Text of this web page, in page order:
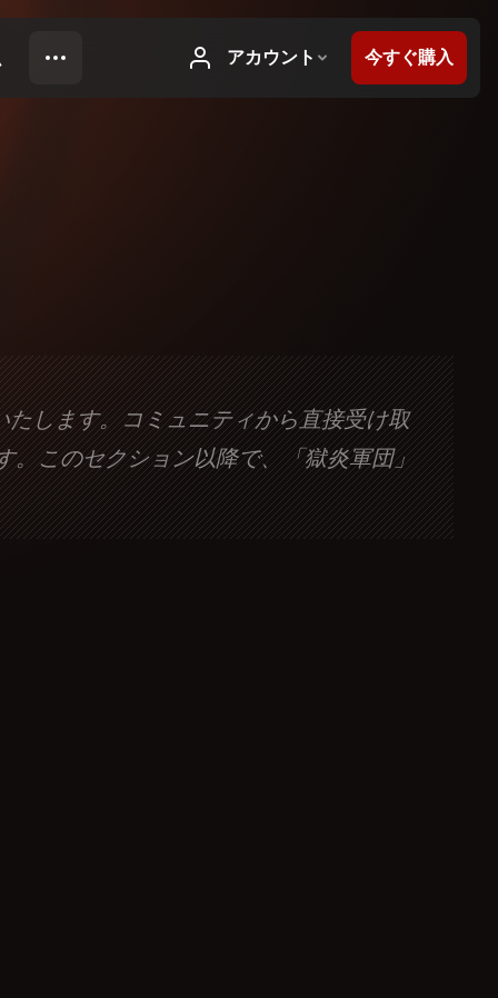
します。コミュニティから直接受け取
。このセクション以降で、「獄炎軍団」